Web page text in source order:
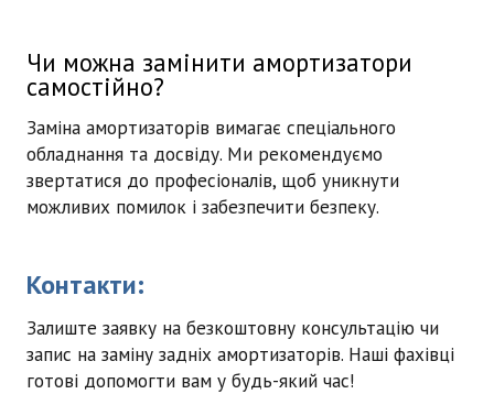
Чи можна замінити амортизатори
самостійно?
Заміна амортизаторів вимагає спеціального
обладнання та досвіду. Ми рекомендуємо
звертатися до професіоналів, щоб уникнути
можливих помилок і забезпечити безпеку.
Контакти:
Залиште заявку на безкоштовну консультацію чи
запис на заміну задніх амортизаторів. Наші фахівці
готові допомогти вам у будь-який час!